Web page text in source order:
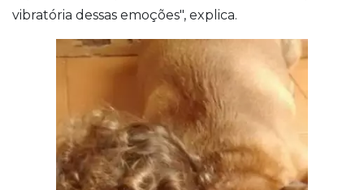
vibratória dessas emoções", explica.